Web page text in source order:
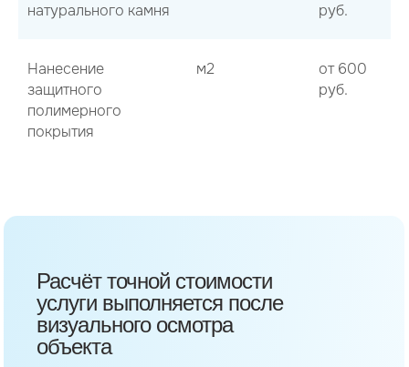
натурального камня
руб.
Нанесение
защитного
полимерного
покрытия
м2
от 600
руб.
Расчёт точной стоимости
услуги выполняется после
визуального осмотра
объекта